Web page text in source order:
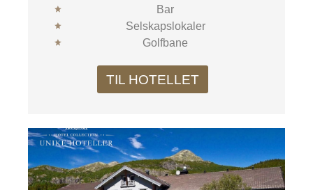
Bar
Selskapslokaler
Golfbane
TIL HOTELLET